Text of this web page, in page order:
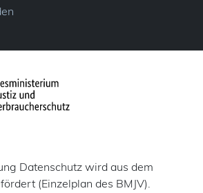
Datenschutz wird aus dem
(Einzelplan des BMJV).